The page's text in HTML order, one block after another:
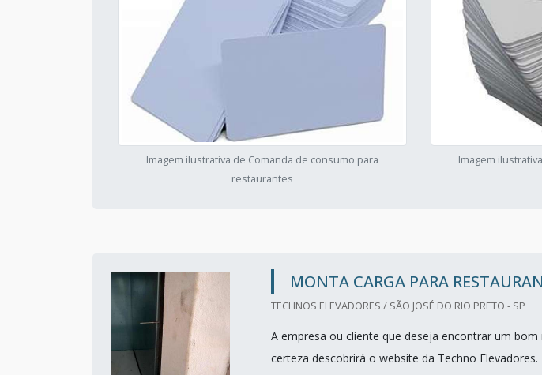
Imagem ilustrativa de Comanda de consumo para
restaurantes
Imagem
MONTA CARGA PARA
TECHNOS ELEVADORES / SÃO JOSÉ DO RIO PRETO - SP
A empresa ou cliente que deseja encontrar um
certeza descobrirá o website da Techno